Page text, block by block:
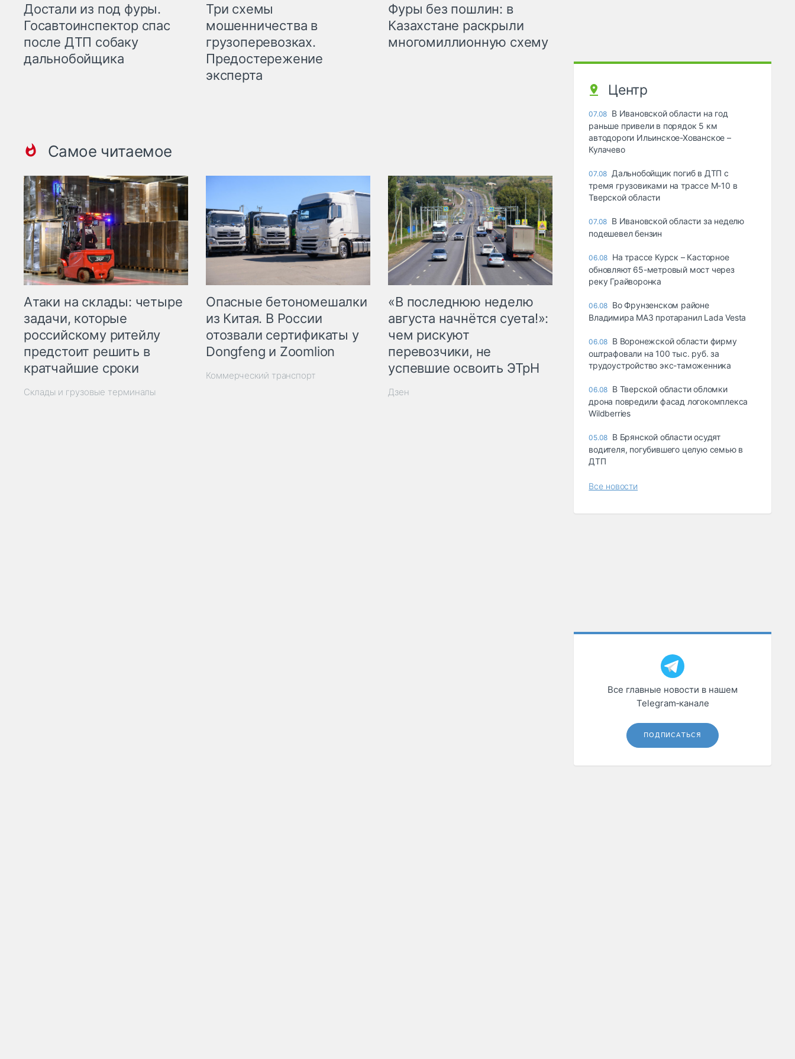
Достали из под фуры.
Госавтоинспектор спас
после ДТП собаку
дальнобойщика
Три схемы
мошенничества в
грузоперевозках.
Предостережение
эксперта
Фуры без пошлин: в
Казахстане раскрыли
многомиллионную схему
Самое читаемое
Атаки на склады: четыре
задачи, которые
российскому ритейлу
предстоит решить в
кратчайшие сроки
Склады и грузовые терминалы
Опасные бетономешалки
из Китая. В России
отозвали сертификаты у
Dongfeng и Zoomlion
Коммерческий транспорт
«В последнюю неделю
августа начнётся суета!»:
чем рискуют
перевозчики, не
успевшие освоить ЭТрН
Дзен
Центр
07.08 В Ивановской области на год
раньше привели в порядок 5 км
автодороги Ильинское-Хованское –
Кулачево
07.08 Дальнобойщик погиб в ДТП с
тремя грузовиками на трассе М-10 в
Тверской области
07.08 В Ивановской области за неделю
подешевел бензин
06.08 На трассе Курск – Касторное
обновляют 65-метровый мост через
реку Грайворонка
06.08 Во Фрунзенском районе
Владимира МАЗ протаранил Lada Vesta
06.08 В Воронежской области фирму
оштрафовали на 100 тыс. руб. за
трудоустройство экс-таможенника
06.08 В Тверской области обломки
дрона повредили фасад логокомплекса
Wildberries
05.08 В Брянской области осудят
водителя, погубившего целую семью в
ДТП
Все новости
Все главные новости в нашем
Telegram‑канале
ПОДПИСАТЬСЯ